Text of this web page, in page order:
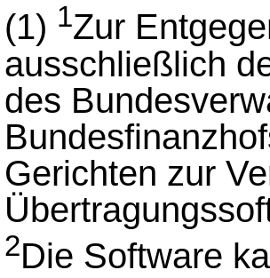
(1) 1Zur
ausschließlich
des
Gerichten zur
2Die Software